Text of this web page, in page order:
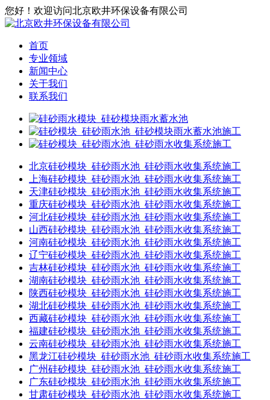
您好！欢迎访问北京欧井环保设备有限公司
首页
专业领域
新闻中心
关于我们
联系我们
北京硅砂模块_硅砂雨水池_硅砂雨水收集系统施工
上海硅砂模块_硅砂雨水池_硅砂雨水收集系统施工
天津硅砂模块_硅砂雨水池_硅砂雨水收集系统施工
重庆硅砂模块_硅砂雨水池_硅砂雨水收集系统施工
河北硅砂模块_硅砂雨水池_硅砂雨水收集系统施工
山西硅砂模块_硅砂雨水池_硅砂雨水收集系统施工
河南硅砂模块_硅砂雨水池_硅砂雨水收集系统施工
辽宁硅砂模块_硅砂雨水池_硅砂雨水收集系统施工
吉林硅砂模块_硅砂雨水池_硅砂雨水收集系统施工
湖南硅砂模块_硅砂雨水池_硅砂雨水收集系统施工
陕西硅砂模块_硅砂雨水池_硅砂雨水收集系统施工
湖北硅砂模块_硅砂雨水池_硅砂雨水收集系统施工
西藏硅砂模块_硅砂雨水池_硅砂雨水收集系统施工
福建硅砂模块_硅砂雨水池_硅砂雨水收集系统施工
云南硅砂模块_硅砂雨水池_硅砂雨水收集系统施工
黑龙江硅砂模块_硅砂雨水池_硅砂雨水收集系统施工
广州硅砂模块_硅砂雨水池_硅砂雨水收集系统施工
广东硅砂模块_硅砂雨水池_硅砂雨水收集系统施工
甘肃硅砂模块_硅砂雨水池_硅砂雨水收集系统施工